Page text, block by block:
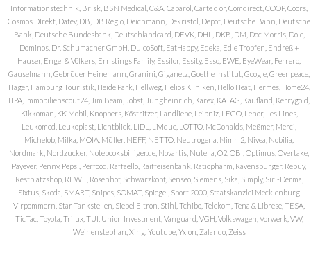
Informationstechnik, Brisk, BSN Medical, C&A, Caparol, Carte d or, Comdirect, COOP, Coors,
Cosmos DIrekt, Datev, DB, DB Regio, Deichmann, Dekristol, Depot, Deutsche Bahn, Deutsche
Bank, Deutsche Bundesbank, Deutschlandcard, DEVK, DHL, DKB, DM, Doc Morris, Dole,
Dominos, Dr. Schumacher GmbH, DulcoSoft, EatHappy, Edeka, Edle Tropfen, Endreß +
Hauser, Engel & Völkers, Ernstings Family, Essilor, Essity, Esso, EWE, EyeWear, Ferrero,
Gauselmann, Gebrüder Heinemann, Granini, Giganetz, Goethe Institut, Google, Greenpeace,
Hager, Hamburg Touristik, Heide Park, Hellweg, Helios Kliniken, Hello Heat, Hermes, Home24,
HPA, Immobilienscout24, Jim Beam, Jobst, Jungheinrich, Karex, KATAG, Kaufland, Kerrygold,
Kikkoman, KK Mobil, Knoppers, Köstritzer, Landliebe, Leibniz, LEGO, Lenor, Les Lines,
Leukomed, Leukoplast, Lichtblick, LIDL, Livique, LOTTO, McDonalds, Meßmer, Merci,
Michelob, Milka, MOIA, Müller, NEFF, NETTO, Neutrogena, Nimm2, Nivea, Nobilia,
Nordmark, Nordzucker, Notebooksbilliger.de, Novartis, Nutella, O2, OBI, Optimus, Overtake,
Payever, Penny, Pepsi, Perfood, Raffaello, Raiffeisenbank, Ratiopharm, Ravensburger, Rebuy,
Restplatzshop, REWE, Rosenhof, Schwarzkopf, Senseo, Siemens, Sika, Simply, Siri-Derma,
Sixtus, Skoda, SMART, Snipes, SOMAT, Spiegel, Sport 2000, Staatskanzlei Mecklenburg
Virpommern, Star Tankstellen, Siebel Eltron, Stihl, Tchibo, Telekom, Tena & Librese, TESA,
TicTac, Toyota, Trilux, TUI, Union Investment, Vanguard, VGH, Volkswagen, Vorwerk, VW,
Weihenstephan, Xing, Youtube, Yxlon, Zalando, Zeiss